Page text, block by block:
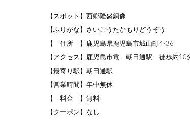
【スポット】西郷隆盛銅像
【ふりがな】さいごうたかもりどうぞう
【 住所 】鹿児島県鹿児島市城山町4-36
【アクセス】鹿児島市電 朝日通駅 徒歩約10
【最寄り駅】朝日通駅
【営業時間】年中無休
【 料金 】無料
【クーポン】なし